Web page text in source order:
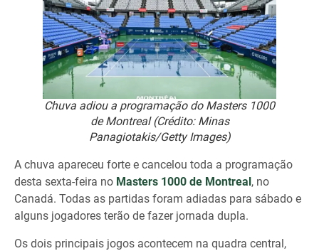
Chuva adiou a programação do Masters 1000
de Montreal (Crédito: Minas
Panagiotakis/Getty Images)
A chuva apareceu forte e cancelou toda a programação
desta sexta-feira no Masters 1000 de Montreal , no
Canadá. Todas as partidas foram adiadas para sábado e
alguns jogadores terão de fazer jornada dupla.
Os dois principais jogos acontecem na quadra central,